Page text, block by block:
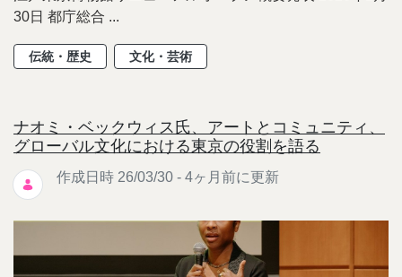
30日 都庁総合 ...
伝統・歴史 文化・芸術
ナオミ・ベックウィス氏、アートとコミュニティ、
グローバル文化における東京の役割を語る
作成日時 26/03/30 - 4ヶ月前に更新